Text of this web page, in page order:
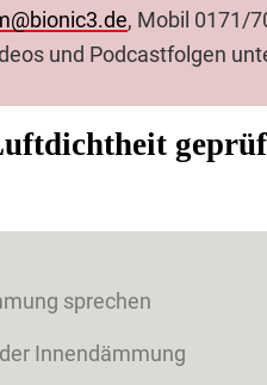
, Mobil 0171/
und Podcastfolgen
sprechen
Innendämmung